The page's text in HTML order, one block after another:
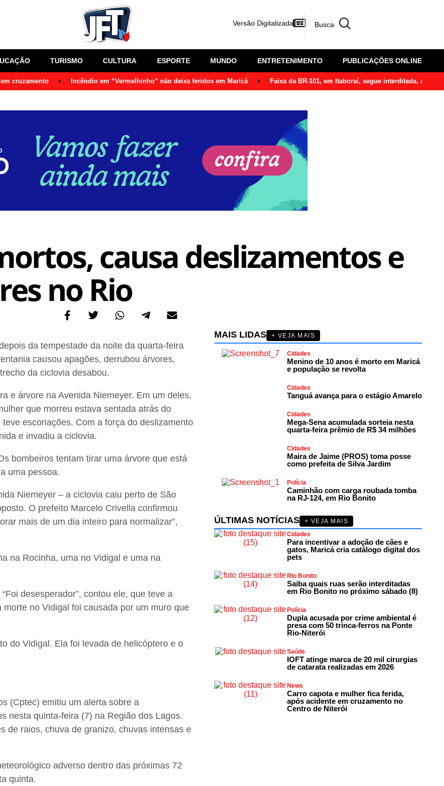
Versão Digitalizada
TURISMO CULTURA ESPORTE MUNDO ENTRETENIMENTO PUBLICAÇÕES ONLINE
cruzamento Incêndio em “Vermelhinho” não deixa feridos em Maricá Faixa da BR-101, em Itaboraí, segue interditada, após
causa deslizamentos e
no Rio
da tempestade da noite da quarta-feira
causou apagões, derrubou árvores,
da ciclovia desabou.
e árvore na Avenida Niemeyer. Em um deles,
que morreu estava sentada atrás do
escoriações. Com a força do deslizamento
e invadiu a ciclovia.
bombeiros tentam tirar uma árvore que está
uma pessoa.
Niemeyer – a ciclovia caiu perto de São
O prefeito Marcelo Crivella confirmou
mais de um dia inteiro para normalizar”,
na Rocinha, uma no Vidigal e uma na
desesperador”, contou ele, que teve a
no Vidigal foi causada por um muro que
do Vidigal. Ela foi levada de helicóptero e o
(Cptec) emitiu um alerta sobre a
nesta quinta-feira (7) na Região dos Lagos.
de raios, chuva de granizo, chuvas intensas e
adverso dentro das próximas 72
quinta.
MAIS LIDAS + VEJA MAIS
Cidades
Menino de 10 anos é morto em Maricá
e população se revolta
Cidades
Tanguá avança para o estágio Amarelo
Cidades
Mega-Sena acumulada sorteia nesta
quarta-feira prêmio de R$ 34 milhões
Cidades
Maira de Jaime (PROS) toma posse
como prefeita de Silva Jardim
Polícia
Caminhão com carga roubada tomba
na RJ-124, em Rio Bonito
ÚLTIMAS NOTÍCIAS
+ VEJA MAIS
Cidades
Para incentivar a adoção de cães e
gatos, Maricá cria catálogo digital dos
pets
Rio Bonito
Saiba quais ruas serão interditadas
em Rio Bonito no próximo sábado (8)
Polícia
Dupla acusada por crime ambiental é
presa com 50 trinca-ferros na Ponte
Rio-Niterói
Saúde
IOFT atinge marca de 20 mil cirurgias
de catarata realizadas em 2026
News
Carro capota e mulher fica ferida,
após acidente em cruzamento no
Centro de Niterói